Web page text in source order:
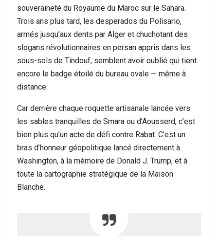
souveraineté du Royaume du Maroc sur le Sahara.
Trois ans plus tard, les desperados du Polisario,
armés jusqu’aux dents par Alger et chuchotant des
slogans révolutionnaires en persan appris dans les
sous-sols de Tindouf, semblent avoir oublié qui tient
encore le badge étoilé du bureau ovale — même à
distance.
Car derrière chaque roquette artisanale lancée vers
les sables tranquilles de Smara ou d’Aousserd, c’est
bien plus qu’un acte de défi contre Rabat. C’est un
bras d’honneur géopolitique lancé directement à
Washington, à la mémoire de Donald J. Trump, et à
toute la cartographie stratégique de la Maison
Blanche.